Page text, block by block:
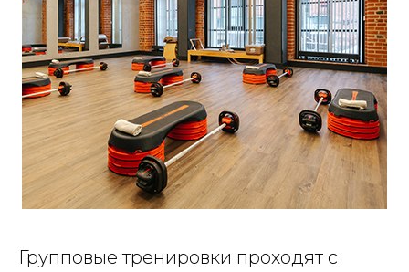
Групповые тренировки проходят с